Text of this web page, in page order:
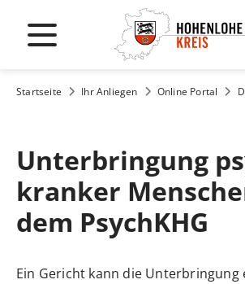
Startseite Ihr Anliegen Online Portal
Unterbringung
kranker
dem PsychKHG
Ein Gericht kann die Unterbringung